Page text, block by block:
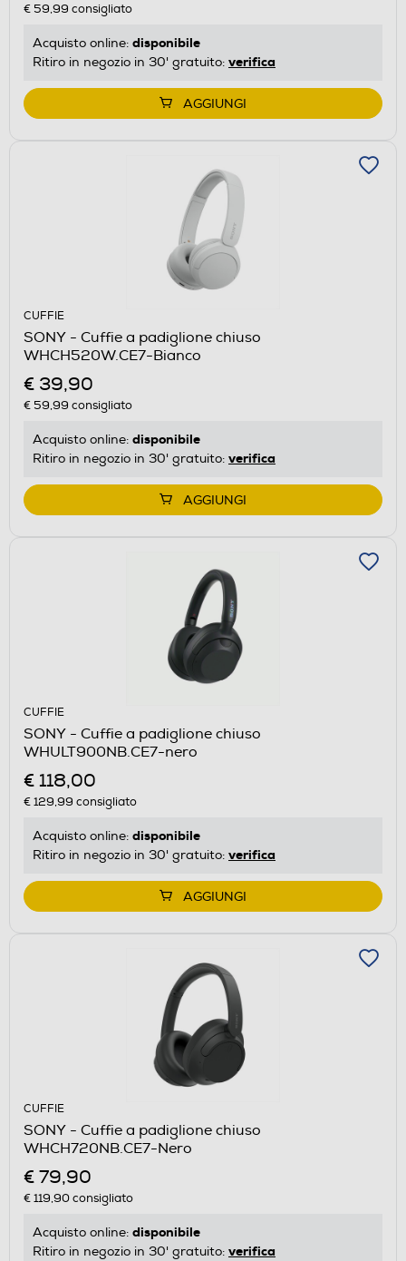
€ 59,99 consigliato
Acquisto online: disponibile
Ritiro in negozio in 30' gratuito: verifica
AGGIUNGI
CUFFIE
SONY - Cuffie a padiglione chiuso
WHCH520W.CE7-Bianco
€ 39,90
€ 59,99 consigliato
Acquisto online: disponibile
Ritiro in negozio in 30' gratuito: verifica
AGGIUNGI
CUFFIE
SONY - Cuffie a padiglione chiuso
WHULT900NB.CE7-nero
€ 118,00
€ 129,99 consigliato
Acquisto online: disponibile
Ritiro in negozio in 30' gratuito: verifica
AGGIUNGI
CUFFIE
SONY - Cuffie a padiglione chiuso
WHCH720NB.CE7-Nero
€ 79,90
€ 119,90consigliato
Acquisto online: disponibile
Ritiro in negozio in 30' gratuito: verifica